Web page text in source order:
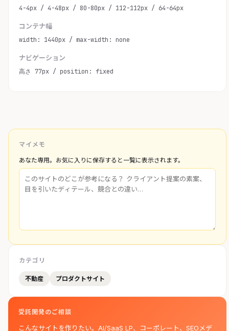
4-4px / 4-48px / 80-80px / 112-112px / 64-64px
コンテナ幅
width: 1440px / max-width: none
ナビゲーション
高さ 77px / position: fixed
マイメモ
あなた専用。お気に入りに保存すると一覧に表示されます。
カテゴリ
不動産 プロダクトサイト
受託開発のご相談
こんなサイトを作りたい。AI/SaaS LP、コーポレート、SEOメデ